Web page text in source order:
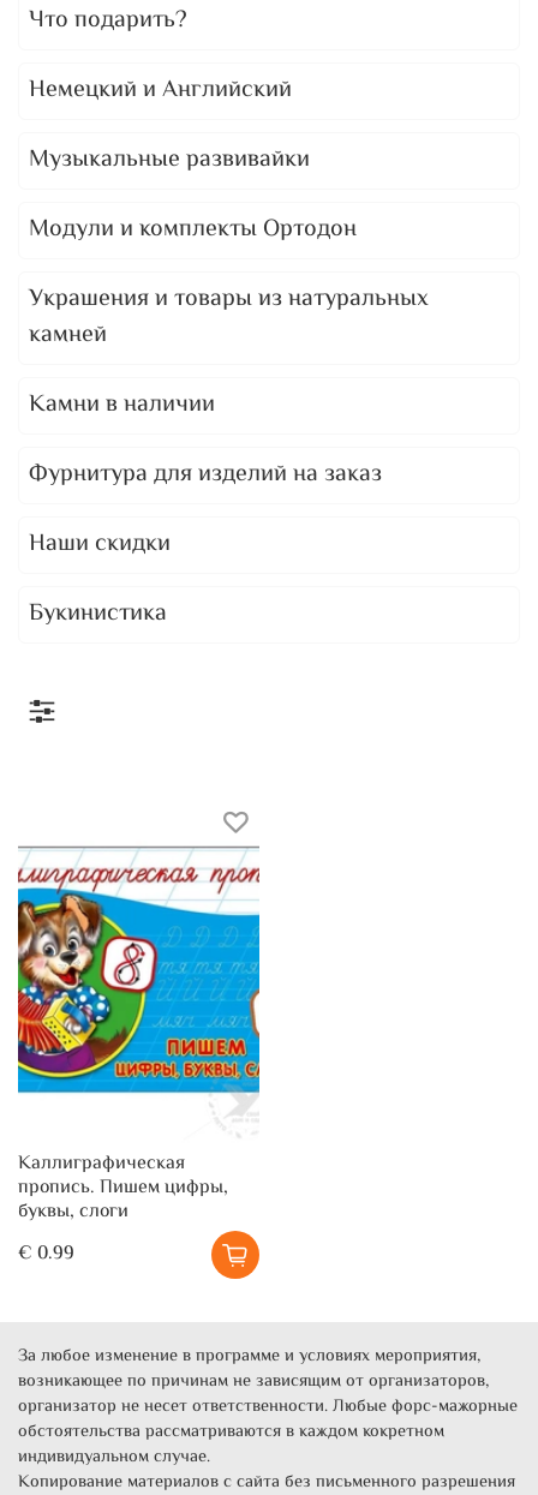
Что подарить?
Немецкий и Английский
Музыкальные развивайки
Модули и комплекты Ортодон
Украшения и товары из натуральных
камней
Камни в наличии
Фурнитура для изделий на заказ
Наши скидки
Букинистика
Каллиграфическая
пропись. Пишем цифры,
буквы, слоги
€ 0.99
За любое изменение в программе и условиях мероприятия,
возникающее по причинам не зависящим от организаторов,
организатор не несет ответственности. Любые форс-мажорные
обстоятельства рассматриваются в каждом кокретном
индивидуальном случае.
Копирование материалов с сайта без письменного разрешения